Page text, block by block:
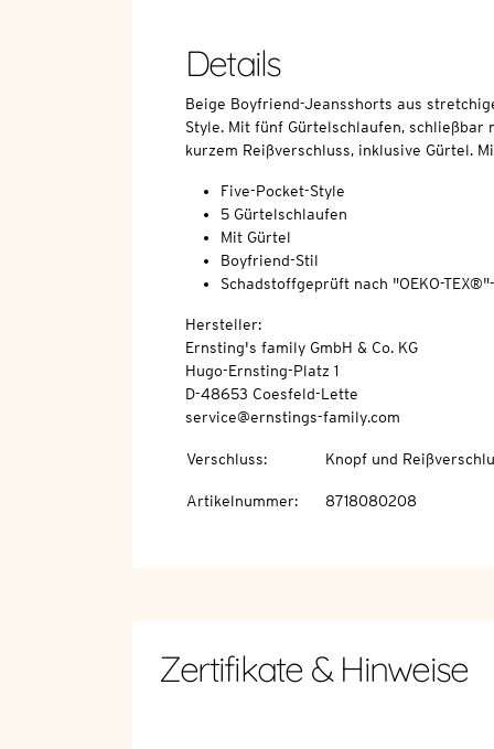
Details
Beige Boyfriend-Jeansshorts aus
Style. Mit fünf Gürtelschlaufen, schließbar
kurzem Reißverschluss, inklusive Gürtel.
Five-Pocket-Style
5 Gürtelschlaufen
Mit Gürtel
Boyfriend-Stil
Schadstoffgeprüft nach "OEKO-
Hersteller:
Ernsting's family GmbH & Co. KG
Hugo-Ernsting-Platz 1
D-48653 Coesfeld-Lette
service@ernstings-family.com
Verschluss: Knopf und
Artikelnummer: 8718080208
Zertifikate & Hinweise